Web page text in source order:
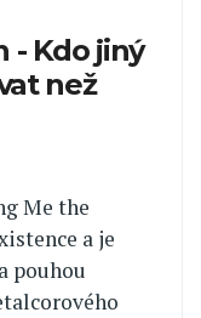
- Kdo jiný
než
Me the
a je
pouhou